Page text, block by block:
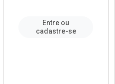
Entre ou
cadastre-se